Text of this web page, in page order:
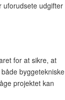
uforudsete udgifter
for at sikre, at
byggetekniske
projektet kan